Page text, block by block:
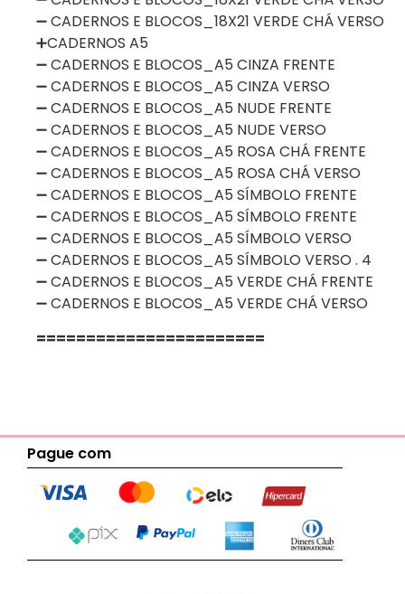
➖ CADERNOS E BLOCOS_18X21 VERDE CHÁ VERSO
➕CADERNOS A5
➖ CADERNOS E BLOCOS_A5 CINZA FRENTE
➖ CADERNOS E BLOCOS_A5 CINZA VERSO
➖ CADERNOS E BLOCOS_A5 NUDE FRENTE
➖ CADERNOS E BLOCOS_A5 NUDE VERSO
➖ CADERNOS E BLOCOS_A5 ROSA CHÁ FRENTE
➖ CADERNOS E BLOCOS_A5 ROSA CHÁ VERSO
➖ CADERNOS E BLOCOS_A5 SÍMBOLO FRENTE
➖ CADERNOS E BLOCOS_A5 SÍMBOLO FRENTE
➖ CADERNOS E BLOCOS_A5 SÍMBOLO VERSO
➖ CADERNOS E BLOCOS_A5 SÍMBOLO VERSO . 4
➖ CADERNOS E BLOCOS_A5 VERDE CHÁ FRENTE
➖ CADERNOS E BLOCOS_A5 VERDE CHÁ VERSO
=======================
Pague com